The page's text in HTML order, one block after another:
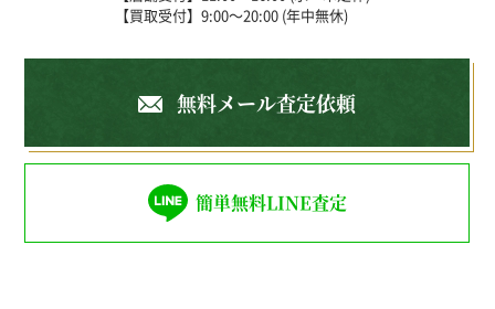
【買取受付】9:00～20:00 (年中無休)
無料メール査定依頼
簡単無料LINE査定